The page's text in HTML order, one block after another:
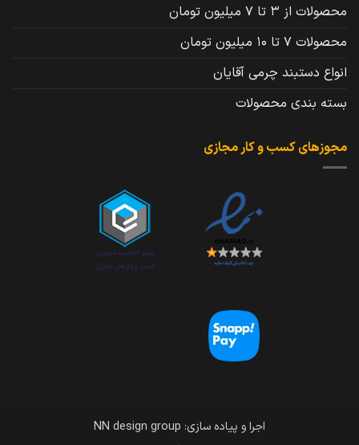
محصولات از 3 تا 7 میلیون تومان
محصولات 7 تا 10 میلیون تومان
انواع دستبند چرمی آقایان
بسته بندی محصولات
مجوزهای کسب و کار مجازی
اجرا و پیاده سازی: NN design group